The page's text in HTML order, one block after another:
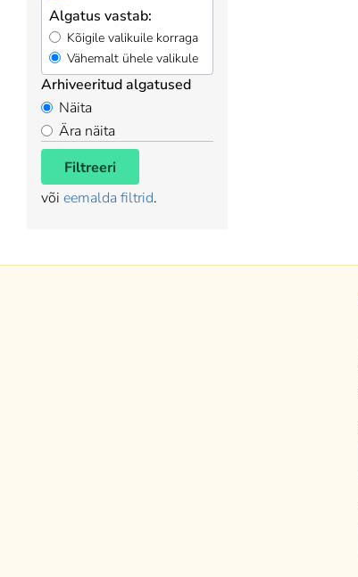
Algatus vastab:
Kõigile valikuile korraga
Vähemalt ühele valikule
Arhiveeritud algatused
Näita
Ära näita
Filtreeri
või eemalda filtrid.